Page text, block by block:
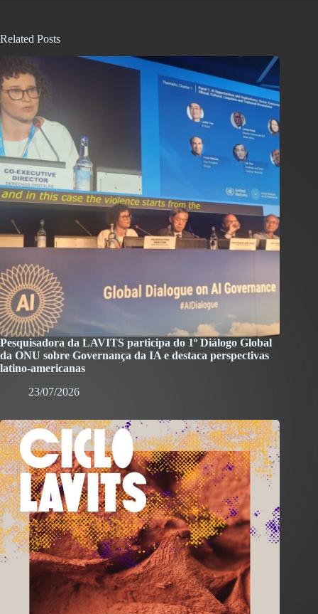
Related Posts
Pesquisadora da LAVITS participa do 1º Diálogo Global
da ONU sobre Governança da IA e destaca perspectivas
latino-americanas
23/07/2026